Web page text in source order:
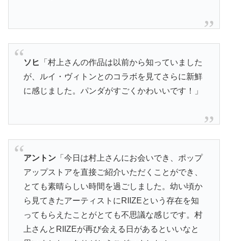
ソヒ
「村上さんの作品は以前から知っていました
が、ルイ・ヴィトンとのコラボを見てさらに新鮮
に感じました。パンダがすごくかわいいです！」
アントン「今日は村上さんにお会いでき、ポップ
アップストアを直接ご紹介いただくことができ、
とても素晴らしい時間を過ごしました。幼い頃か
ら見てきたアーティストにRIIZEという存在を知
ってもらえたことがとても不思議な感じです。村
上さんとRIIZEが再び会える日があるといいなと